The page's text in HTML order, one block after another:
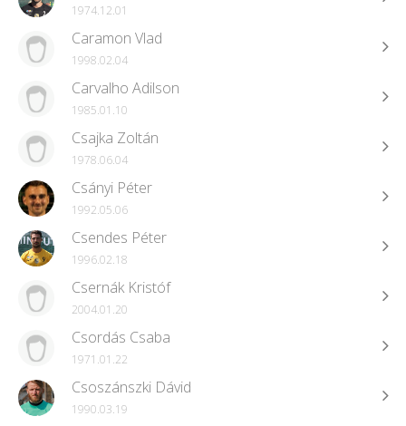
1974.12.01
Caramon Vlad
1998.02.04
Carvalho Adilson
1985.01.10
Csajka Zoltán
1978.06.04
Csányi Péter
1992.05.06
Csendes Péter
1996.02.18
Csernák Kristóf
2004.01.20
Csordás Csaba
1971.01.22
Csoszánszki Dávid
1990.03.19